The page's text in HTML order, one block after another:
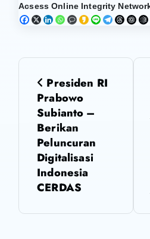
Acsess Online Integrity
N
a
Presiden RI
Prabowo
Subianto –
Berikan
Peluncuran
Digitalisasi
Indonesia
CERDAS